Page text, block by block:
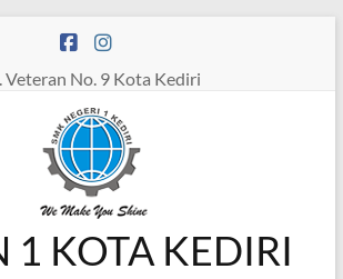
Veteran No. 9 Kota Kediri
1 KOTA KEDIRI